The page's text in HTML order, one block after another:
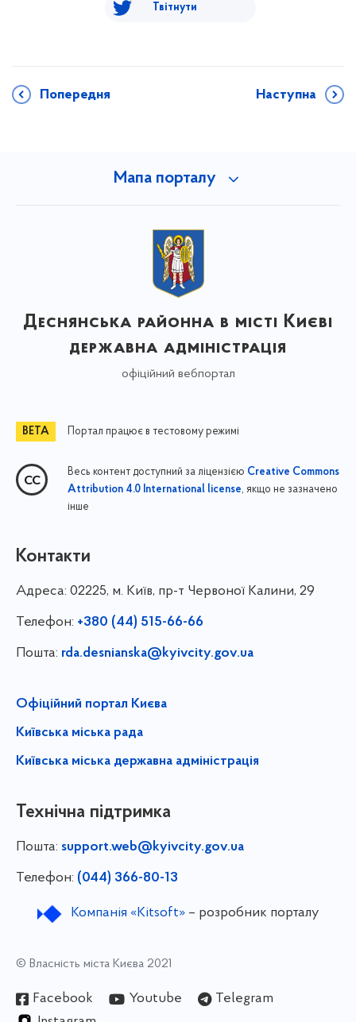
Твітнути
Попередня Наступна
Мапа порталу
Деснянська районна в місті Києві
державна адміністрація
офіційний вебпортал
Портал працює в тестовому режимі
Весь контент доступний за ліцензією Creative Commons
Attribution 4.0 International license, якщо не зазначено
інше
Контакти
Адреса: 02225, м. Київ, пр-т Червоної Калини, 29
Телефон: +380 (44) 515-66-66
Пошта: rda.desnianska@kyivcity.gov.ua
Офіційний портал Києва
Київська міська рада
Київська міська державна адміністрація
Технічна підтримка
Пошта: support.web@kyivcity.gov.ua
Телефон: (044) 366-80-13
Компанія «Kitsoft»– розробник порталу
© Власність міста Києва 2021
Facebook Youtube
Telegram